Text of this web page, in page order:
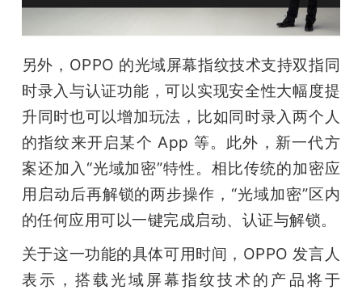
另外，OPPO 的光域屏幕指纹技术支持双指同
时录入与认证功能，可以实现安全性大幅度提
升同时也可以增加玩法，比如同时录入两个人
的指纹来开启某个 App 等。此外，新一代方
案还加入“光域加密”特性。相比传统的加密应
用启动后再解锁的两步操作，“光域加密”区内
的任何应用可以一键完成启动、认证与解锁。
关于这一功能的具体可用时间，OPPO 发言人
表示，搭载光域屏幕指纹技术的产品将于